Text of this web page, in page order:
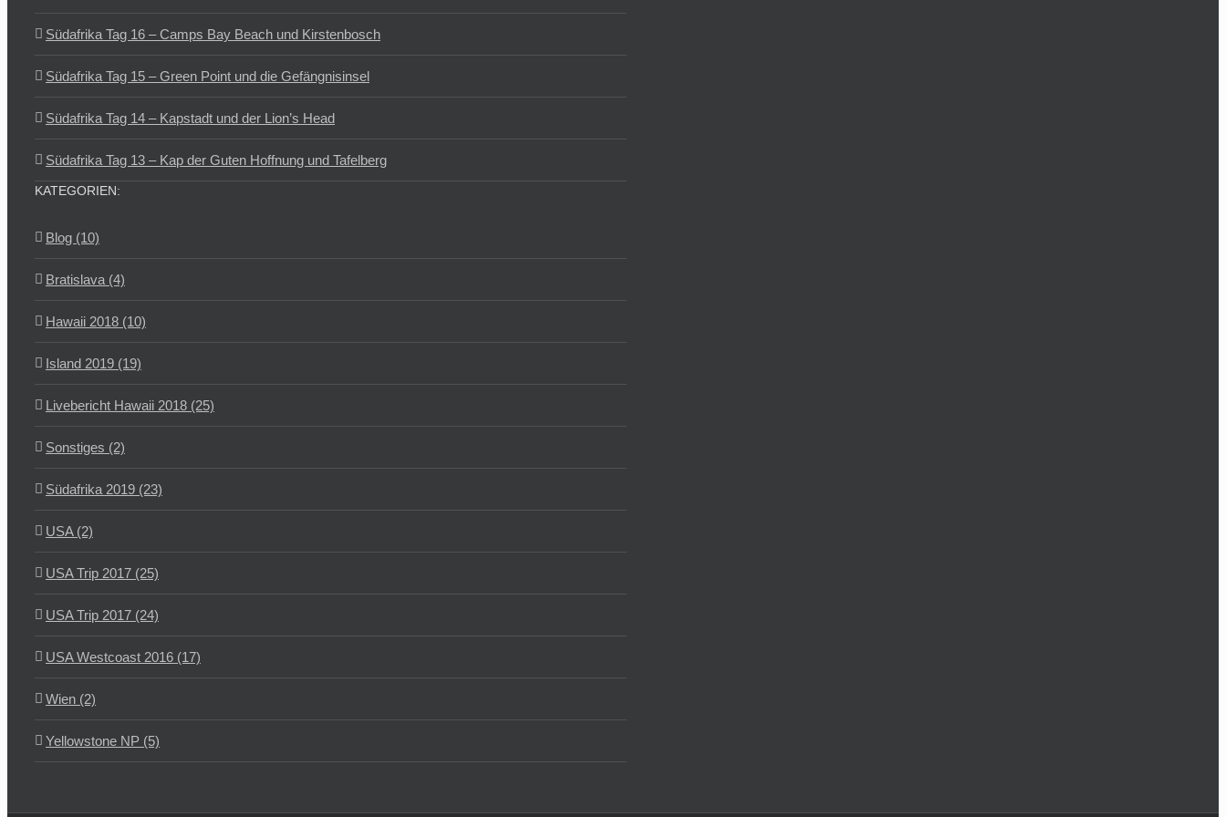
Südafrika Tag 16 – Camps Bay Beach und Kirstenbosch
Südafrika Tag 15 – Green Point und die Gefängnisinsel
Südafrika Tag 14 – Kapstadt und der Lion’s Head
Südafrika Tag 13 – Kap der Guten Hoffnung und Tafelberg
KATEGORIEN:
Blog (10)
Bratislava (4)
Hawaii 2018 (10)
Island 2019 (19)
Livebericht Hawaii 2018 (25)
Sonstiges (2)
Südafrika 2019 (23)
USA (2)
USA Trip 2017 (25)
USA Trip 2017 (24)
USA Westcoast 2016 (17)
Wien (2)
Yellowstone NP (5)